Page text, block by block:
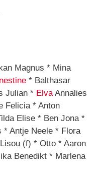
Magnus * Mina
* Balthasar
Julian * ElvaAnnalies
Felicia * Anton
Elise * Ben Jona *
* Antje Neele * Flora
(f) * Otto * Aaron
Benedikt * Marlena